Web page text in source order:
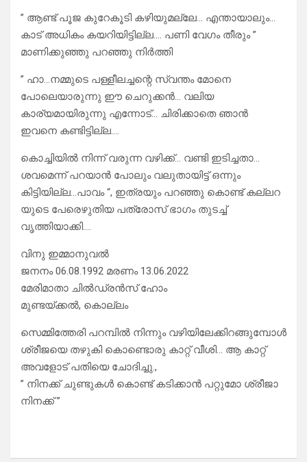
” ആണ്ട് പൂജ കുറേകൂടി കഴിയുമല്ലേ… എന്തായാലും…
കാട് അധികം കയറിയിട്ടില്ല…. പണി വേഗം തീരും ”
മാണിക്കുഞ്ഞു പറഞ്ഞു നിർത്തി
” ഹാ…നമ്മുടെ പള്ളീലച്ചന്റെ സ്വന്തം മോനെ
പോലെയാരുന്നു ഈ ചെറുക്കൻ… വലിയ
കാര്യമായിരുന്നു എന്നോട്… ചിരിക്കാതെ ഞാൻ
ഇവനെ കണ്ടിട്ടില്ല….
കൊച്ചിയിൽ നിന്ന് വരുന്ന വഴിക്ക്… വണ്ടി ഇടിച്ചതാ…
ശവമെന്ന് പറയാൻ പോലും വലുതായിട്ട് ഒന്നും
കിട്ടിയില്ല…പാവം “, ഇത്രയും പറഞ്ഞു കൊണ്ട് കല്ലറ
യുടെ പേരെഴുതിയ പത്രോസ് ഭാഗം തുടച്ച്
വൃത്തിയാക്കി….
വിനു ഇമ്മാനുവൽ
ജനനം 06.08.1992 മരണം 13.06.2022
മേരിമാതാ ചിൽഡ്രൻസ് ഹോം
മുണ്ടയ്ക്കൽ, കൊല്ലം
സെമ്മിത്തേരി പറമ്പിൽ നിന്നും വഴിയിലേക്കിറങ്ങുമ്പോൾ
ശ്രീജയെ തഴുകി കൊണ്ടൊരു കാറ്റ് വീശി… ആ കാറ്റ്
അവളോട് പതിയെ ചോദിച്ചു.,
” നിനക്ക് ചുണ്ടുകൾ കൊണ്ട് കടിക്കാൻ പറ്റുമോ ശ്രീജാ
നിനക്ക് ”